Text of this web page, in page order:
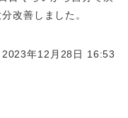
改善しました。
2023年12月28日 16:53